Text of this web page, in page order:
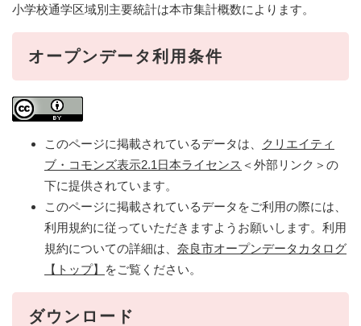
小学校通学区域別主要統計は本市集計概数によります。
オープンデータ利用条件
このページに掲載されているデータは、
クリエイティ
ブ・コモンズ表示2.1日本ライセンス ＜外部リンク＞ の
下に提供されています。
このページに掲載されているデータをご利用の際には、
利用規約に従っていただきますようお願いします。利用
規約についての詳細は、 奈良市オープンデータカタログ
【トップ】
をご覧ください。
ダウンロード